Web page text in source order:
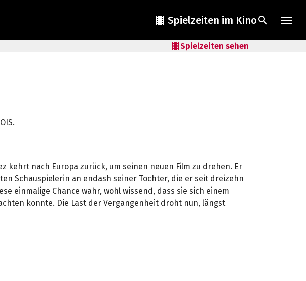
local_movies Spielzeiten im Kinosearch
local_movies Spielzeiten sehen
kehrt nach Europa zurück, um seinen neuen Film zu drehen. Er
Schauspielerin an endash seiner Tochter, die er seit dreizehn
einmalige Chance wahr, wohl wissend, dass sie sich einem
konnte. Die Last der Vergangenheit droht nun, längst